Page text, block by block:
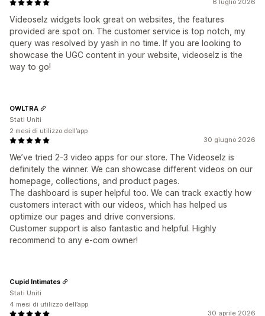
6 luglio 2026
Videoselz widgets look great on websites, the features
provided are spot on. The customer service is top notch, my
query was resolved by yash in no time. If you are looking to
showcase the UGC content in your website, videoselz is the
way to go!
30 giugno 2026
We’ve tried 2-3 video apps for our store. The Videoselz is
definitely the winner. We can showcase different videos on our
homepage, collections, and product pages.
The dashboard is super helpful too. We can track exactly how
customers interact with our videos, which has helped us
optimize our pages and drive conversions.
Customer support is also fantastic and helpful. Highly
recommend to any e-com owner!
OWLTRA
Stati Uniti
2 mesi di utilizzo dell’app
30 aprile 2026
Cupid Intimates
Stati Uniti
4 mesi di utilizzo dell’app